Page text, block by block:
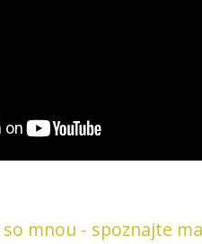
mnou - spoznajte